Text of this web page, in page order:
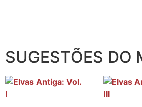
SUGESTÕES DO